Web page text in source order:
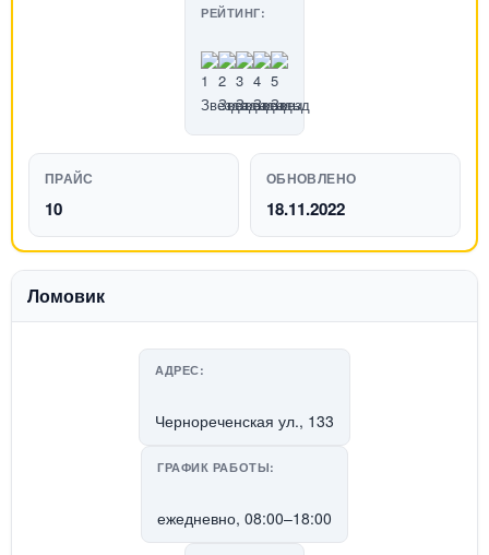
РЕЙТИНГ:
ПРАЙС
10
ОБНОВЛЕНО
18.11.2022
Ломовик
АДРЕС:
Чернореченская ул., 133
ГРАФИК РАБОТЫ:
ежедневно, 08:00–18:00